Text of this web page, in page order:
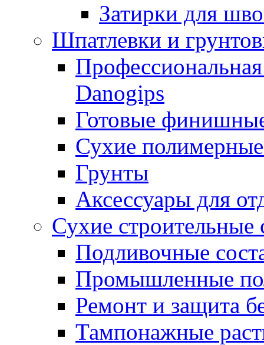
Затирки для
Шпатлевки и
Danogips
Готовые
Сухие
Грунты
Аксессуары для
Сухие строительные
Подливочные
Промышленные
Ремонт и защита
Тампонажные